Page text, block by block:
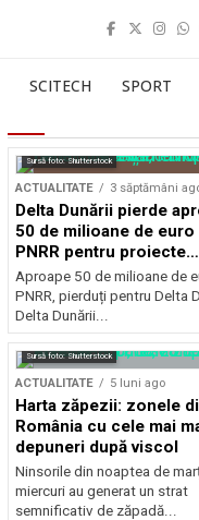
SCITECH SPORT
Sursă foto: Shutterstock
ACTUALITATE 3 săptămâni
Delta Dunării pierde
50 de milioane de euro
PNRR pentru proiecte
esențiale
Aproape 50 de milioane de
PNRR, pierduți pentru Delta
Delta Dunării...
Sursă foto: Shutterstock
ACTUALITATE 5 luni ago
Harta zăpezii: zonele
România cu cele mai
depuneri după viscol
Ninsorile din noaptea de
miercuri au generat un strat
semnificativ de zăpadă...